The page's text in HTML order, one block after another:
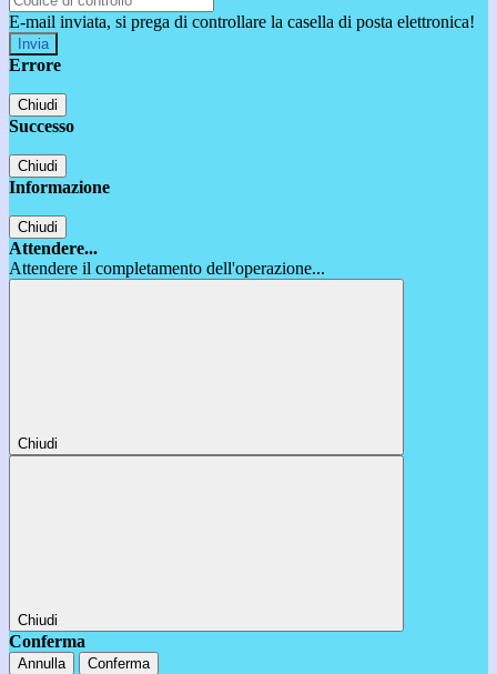
E-mail inviata, si prega di controllare la casella di posta elettronica!
Errore
Chiudi
Successo
Chiudi
Informazione
Chiudi
Attendere...
Attendere il completamento dell'operazione...
Chiudi
Chiudi
Conferma
Annulla Conferma